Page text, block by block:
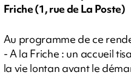
Friche (1, rue de La Poste)
Au programme de ce
- A la Friche : un accueil
la vie lontan avant le